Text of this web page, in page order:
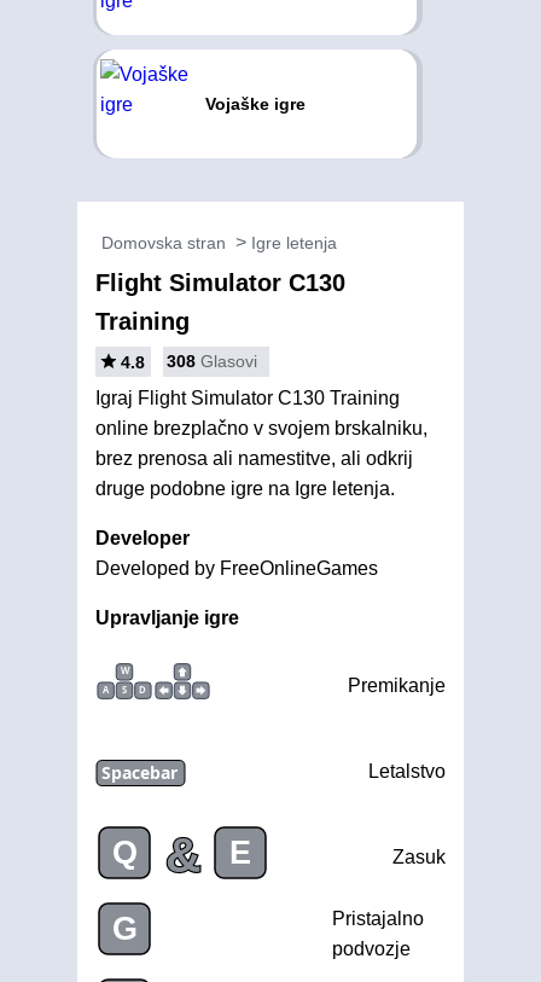
Vojaške igre
Domovska stran Igre letenja
Flight Simulator C130
Training
4.8 308 Glasovi
Igraj Flight Simulator C130 Training
online brezplačno v svojem brskalniku,
brez prenosa ali namestitve, ali odkrij
druge podobne igre na Igre letenja.
Developer
Developed by FreeOnlineGames
Upravljanje igre
W
A
S D Premikanje
Spacebar Letalstvo
Q & E Zasuk
G
Pristajalno
podvozje